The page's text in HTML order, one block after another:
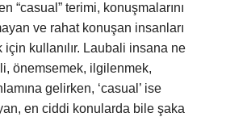
“casual” terimi, konuşmalarını
ve rahat konuşan insanları
için kullanılır. Laubali insana ne
önemsemek, ilgilenmek,
gelirken, ‘casual’ ise
en ciddi konularda bile şaka